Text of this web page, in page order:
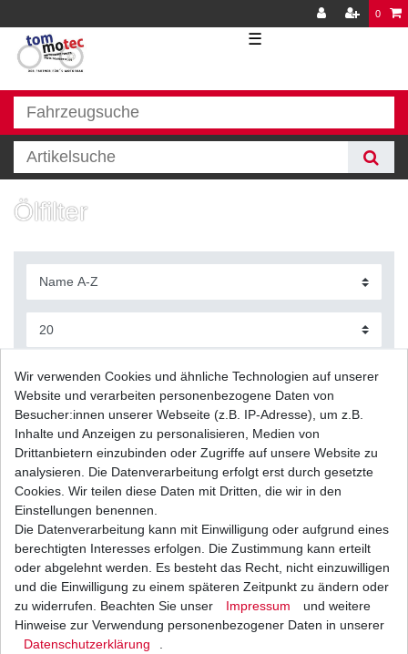
0
☰
Ölfilter
Ölfilter Hiflo HF147 HF 147
UVP 9,57 € 7,81 € *
1 Stück
Ölfilter Zubehör entspricht HF147 HF 147 HF985
UVP 7,50 €
Wir verwenden Cookies und ähnliche Technologien auf unserer
Website und verarbeiten personenbezogene Daten von
Besucher:innen unserer Webseite (z.B. IP-Adresse), um z.B.
Inhalte und Anzeigen zu personalisieren, Medien von
Drittanbietern einzubinden oder Zugriffe auf unsere Website zu
analysieren. Die Datenverarbeitung erfolgt erst durch gesetzte
Cookies. Wir teilen diese Daten mit Dritten, die wir in den
Einstellungen benennen.
Die Datenverarbeitung kann mit Einwilligung oder aufgrund eines
berechtigten Interesses erfolgen. Die Zustimmung kann erteilt
oder abgelehnt werden. Es besteht das Recht, nicht einzuwilligen
und die Einwilligung zu einem späteren Zeitpunkt zu ändern oder
zu widerrufen. Beachten Sie unser
Impressum
und weitere
Hinweise zur Verwendung personenbezogener Daten in unserer
Daten­schutz­erklärung